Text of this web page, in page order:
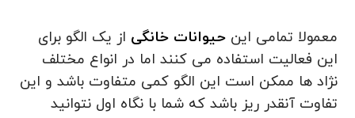
معمولا تمامی اینحیوانات خانگی از یک الگو برای
این فعالیت استفاده می کنند اما در انواع مختلف
نژاد ها ممکن است این الگو کمی متفاوت باشد و این
تفاوت آنقدر ریز باشد که شما با نگاه اول نتوانید